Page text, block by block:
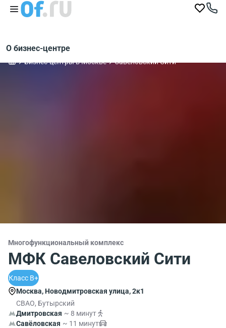
О бизнес-центре
Бизнес-центры в Москве Савеловский Сити
Многофункциональный комплекс
МФК Савеловский Сити
Класс B+
Москва, Новодмитровская улица, 2к1
СВАО, Бутырский
Дмитровская ~ 8 минут
Савёловская ~ 11 минут